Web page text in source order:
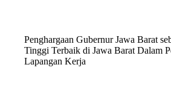
Penghargaan Gubernur Jawa Barat
Tinggi Terbaik di Jawa Barat Dalam
Lapangan Kerja